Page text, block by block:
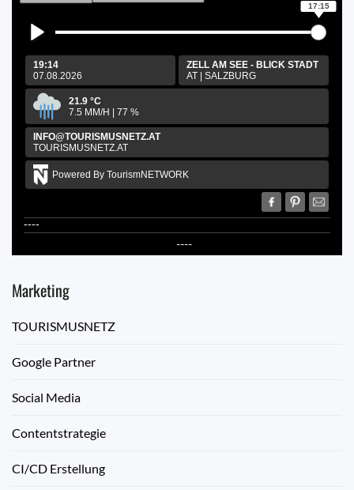
17:15
19:14
07.08.2026
ZELL AM SEE - BLICK STADT
AT
SALZBURG
21.9 °C
7.5 MM/H | 77 %
INFO@TOURISMUSNETZ.AT
TOURISMUSNETZ.AT
Powered By TourismNETWORK
----
----
Marketing
TOURISMUSNETZ
Google Partner
Social Media
Contentstrategie
CI/CD Erstellung